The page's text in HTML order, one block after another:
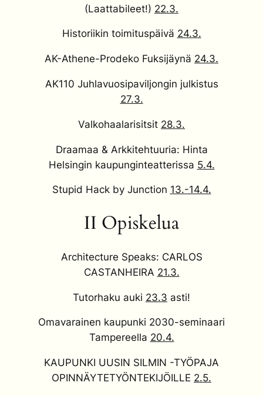
(Laattabileet!) 22.3.
Historiikin toimituspäivä 24.3.
AK-Athene-Prodeko Fuksijäynä 24.3.
AK110 Juhlavuosipaviljongin julkistus
27.3.
Valkohaalarisitsit 28.3.
Draamaa & Arkkitehtuuria: Hinta
Helsingin kaupunginteatterissa 5.4.
Stupid Hack by Junction 13.-14.4.
II Opiskelua
Architecture Speaks: CARLOS
CASTANHEIRA 21.3.
Tutorhaku auki 23.3 asti!
Omavarainen kaupunki 2030-seminaari
Tampereella 20.4.
KAUPUNKI UUSIN SILMIN -TYÖPAJA
OPINNÄYTETYÖNTEKIJÖILLE 2.5.